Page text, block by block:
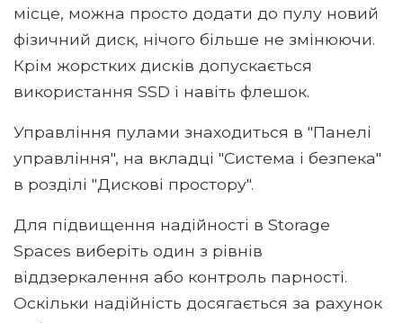
місце, можна просто додати до пулу новий
фізичний диск, нічого більше не змінюючи.
Крім жорстких дисків допускається
використання SSD і навіть флешок.
Управління пулами знаходиться в "Панелі
управління", на вкладці "Система і безпека"
в розділі "Дискові простору".
Для підвищення надійності в Storage
Spaces виберіть один з рівнів
віддзеркалення або контроль парності.
Оскільки надійність досягається за рахунок